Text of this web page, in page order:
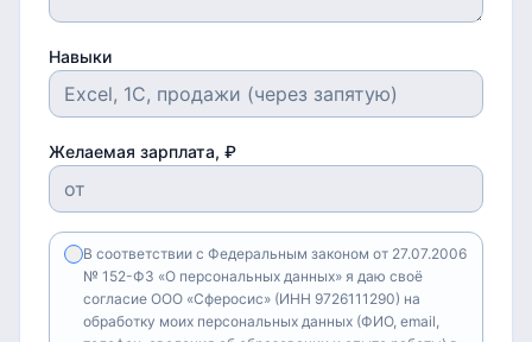
Навыки
Желаемая зарплата, ₽
В соответствии с Федеральным законом от 27.07.2006
№ 152-ФЗ «О персональных данных» я даю своё
согласие ООО «Сферосис» (ИНН 9726111290) на
обработку моих персональных данных (ФИО, email,